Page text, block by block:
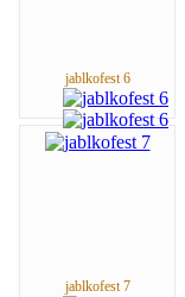
jablkofest 6
jablkofest 7